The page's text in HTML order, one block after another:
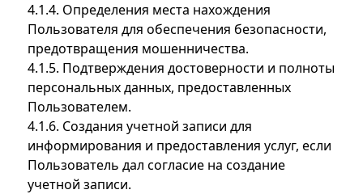
4.1.4. Определения места нахождения
Пользователя для обеспечения безопасности,
предотвращения мошенничества.
4.1.5. Подтверждения достоверности и полноты
персональных данных, предоставленных
Пользователем.
4.1.6. Создания учетной записи для
информирования и предоставления услуг, если
Пользователь дал согласие на создание
учетной записи.